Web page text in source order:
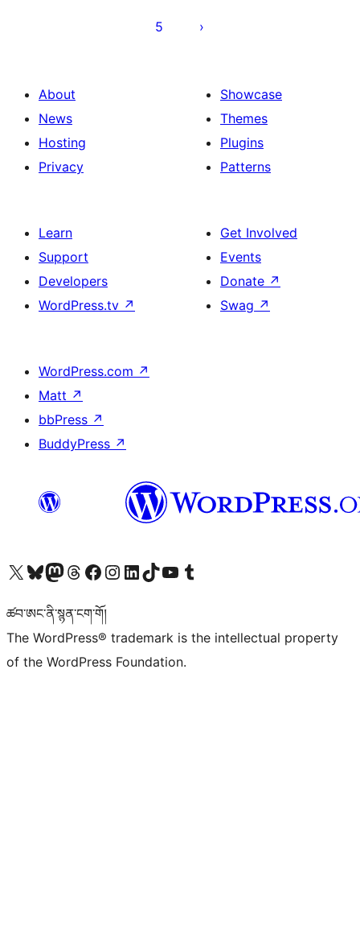
5
About
News
Hosting
Privacy
Showcase
Themes
Plugins
Patterns
Learn
Support
Developers
WordPress.tv ↗
Get Involved
Events
Donate ↗
Swag ↗
WordPress.com ↗
Matt ↗
bbPress ↗
BuddyPress ↗
Visit our X (formerly Twitter) account
Visit our Bluesky account
Visit our Mastodon account
Visit our Threads account
Visit our Facebook page
Visit our Instagram account
Visit our LinkedIn account
Visit our TikTok account
Visit our YouTube channel
Visit our Tumblr account
ཚབ་ཨང་ནི་སྙན་ངག་གོ།
The WordPress® trademark is the intellectual property
of the WordPress Foundation.